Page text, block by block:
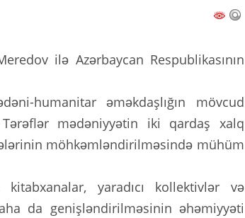
ilə Azərbaycan Respublikasının
humanitar əməkdaşlığın mövcud
mədəniyyətin iki qardaş xalq
möhkəmləndirilməsində mühüm
yaradıcı kollektivlər və
da genişləndirilməsinin əhəmiyyəti